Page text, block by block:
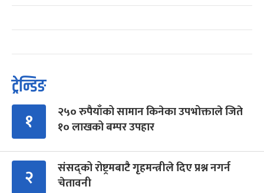
ट्रेन्डिङ
१
२५० रुपैयाँको सामान किनेका उपभोक्ताले जिते
१० लाखको बम्पर उपहार
२
संसद्को रोष्ट्रमबाटै गृहमन्त्रीले दिए प्रश्न नगर्न
चेतावनी